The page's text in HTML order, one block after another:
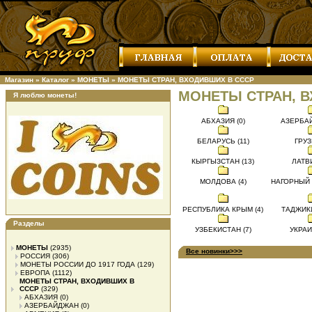
Магазин » Каталог » МОНЕТЫ » МОНЕТЫ СТРАН, ВХОДИВШИХ В СССР
Я люблю монеты!
Разделы
МОНЕТЫ (2935)
РОССИЯ (306)
МОНЕТЫ РОССИИ ДО 1917 ГОДА (129)
ЕВРОПА (1112)
МОНЕТЫ СТРАН, ВХОДИВШИХ В
СССР (329)
АБХАЗИЯ (0)
АЗЕРБАЙДЖАН (0)
МОНЕТЫ СТРАН,
АБХАЗИЯ (0)
БЕЛАРУСЬ (11)
КЫРГЫЗСТАН (13)
МОЛДОВА (4) НАГОРНЫЙ
РЕСПУБЛИКА КРЫМ (4)
УЗБЕКИСТАН (7)
Все новинки>>>